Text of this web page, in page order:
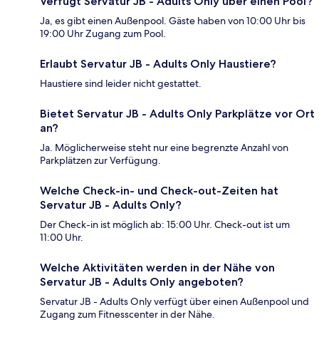
Ja, es gibt einen Außenpool. Gäste haben von 10:00 Uhr bis
19:00 Uhr Zugang zum Pool.
Erlaubt Servatur JB - Adults Only Haustiere?
Haustiere sind leider nicht gestattet.
Bietet Servatur JB - Adults Only Parkplätze vor Ort
an?
Ja. Möglicherweise steht nur eine begrenzte Anzahl von
Parkplätzen zur Verfügung.
Welche Check-in- und Check-out-Zeiten hat
Servatur JB - Adults Only?
Der Check-in ist möglich ab: 15:00 Uhr. Check-out ist um
11:00 Uhr.
Welche Aktivitäten werden in der Nähe von
Servatur JB - Adults Only angeboten?
Servatur JB - Adults Only verfügt über einen Außenpool und
Zugang zum Fitnesscenter in der Nähe.